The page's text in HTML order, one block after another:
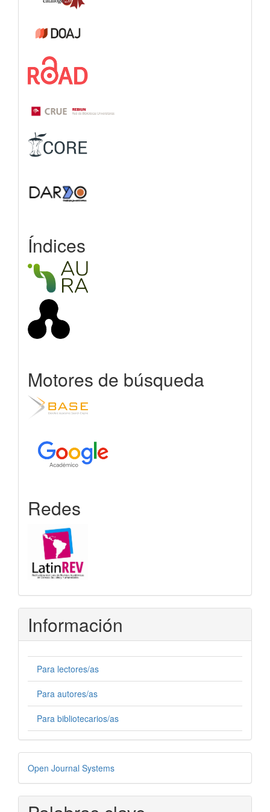
Índices
Motores de búsqueda
Redes
Información
Para lectores/as
Para autores/as
Para bibliotecarios/as
Desarrollado
por
Open Journal Systems